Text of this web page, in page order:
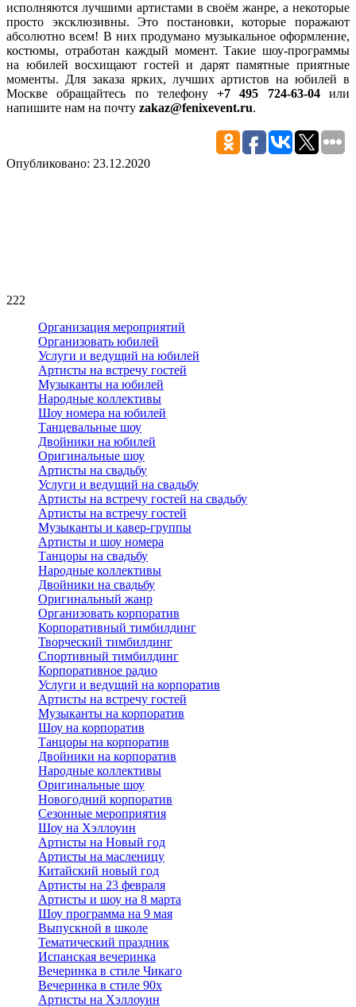
исполняются лучшими артистами в своём жанре, а некоторые
просто эксклюзивны. Это постановки, которые поражают
абсолютно всем! В них продумано музыкальное оформление,
костюмы, отработан каждый момент. Такие шоу-программы
на юбилей восхищают гостей и дарят памятные приятные
моменты. Для заказа ярких, лучших артистов на юбилей в
Москве обращайтесь по телефону+7 495 724-63-04или
напишите нам на почту zakaz@fenixevent.ru.
Опубликовано: 23.12.2020
222
Организация мероприятий
Организовать юбилей
Услуги и ведущий на юбилей
Артисты на встречу гостей
Музыканты на юбилей
Народные коллективы
Шоу номера на юбилей
Танцевальные шоу
Двойники на юбилей
Оригинальные шоу
Артисты на свадьбу
Услуги и ведущий на свадьбу
Артисты на встречу гостей на свадьбу
Артисты на встречу гостей
Музыканты и кавер-группы
Артисты и шоу номера
Танцоры на свадьбу
Народные коллективы
Двойники на свадьбу
Оригинальный жанр
Организовать корпоратив
Корпоративный тимбилдинг
Творческий тимбилдинг
Спортивный тимбилдинг
Корпоративное радио
Услуги и ведущий на корпоратив
Артисты на встречу гостей
Музыканты на корпоратив
Шоу на корпоратив
Танцоры на корпоратив
Двойники на корпоратив
Народные коллективы
Оригинальные шоу
Новогодний корпоратив
Сезонные мероприятия
Шоу на Хэллоуин
Артисты на Новый год
Артисты на масленицу
Китайский новый год
Артисты на 23 февраля
Артисты и шоу на 8 марта
Шоу программа на 9 мая
Выпускной в школе
Тематический праздник
Испанская вечеринка
Вечеринка в стиле Чикаго
Вечеринка в стиле 90х
Артисты на Хэллоуин